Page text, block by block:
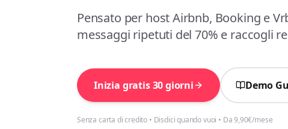
Pensato per host Airbnb, Booking e
messaggi ripetuti del 70% e raccogli
Inizia gratis 30 giorni Demo
Senza carta di credito • Disdici quando vuoi • Da 9,90€/mese